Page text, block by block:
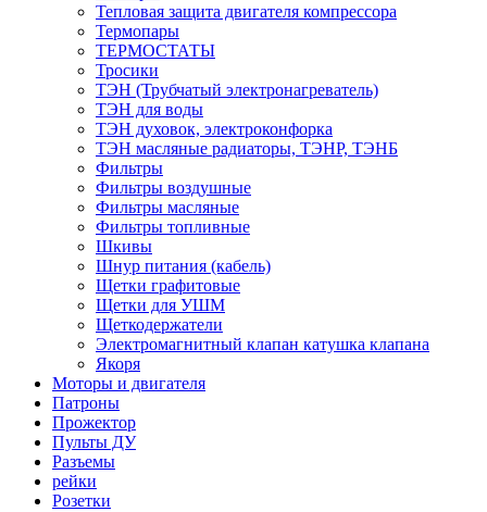
Тепловая защита двигателя компрессора
Термопары
ТЕРМОСТАТЫ
Тросики
ТЭН (Трубчатый электронагреватель)
ТЭН для воды
ТЭН духовок, электроконфорка
ТЭН масляные радиаторы, ТЭНР, ТЭНБ
Фильтры
Фильтры воздушные
Фильтры масляные
Фильтры топливные
Шкивы
Шнур питания (кабель)
Щетки графитовые
Щетки для УШМ
Щеткодержатели
Электромагнитный клапан катушка клапана
Якоря
Моторы и двигателя
Патроны
Прожектор
Пульты ДУ
Разъемы
рейки
Розетки